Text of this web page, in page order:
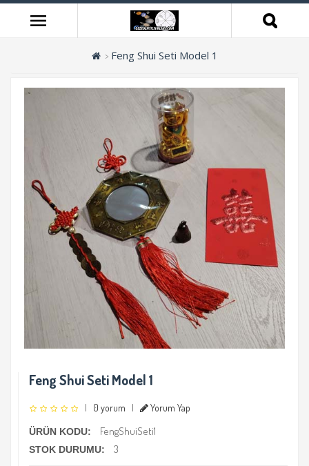
Feng Shui Seti Model 1
Feng Shui Seti Model 1
| 0 yorum | Yorum Yap
ÜRÜN KODU: FengShuiSeti1
STOK DURUMU: 3